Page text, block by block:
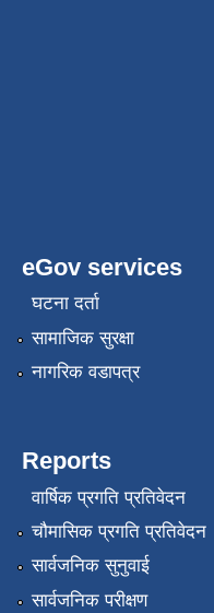
eGov services
घटना दर्ता
सामाजिक सुरक्षा
नागरिक वडापत्र
Reports
वार्षिक प्रगति प्रतिवेदन
चौमासिक प्रगति प्रतिवेदन
सार्वजनिक सुनुवाई
सार्वजनिक परीक्षण